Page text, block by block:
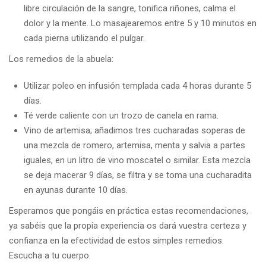
libre circulación de la sangre, tonifica riñones, calma el
dolor y la mente. Lo masajearemos entre 5 y 10 minutos en
cada pierna utilizando el pulgar.
Los remedios de la abuela:
Utilizar poleo en infusión templada cada 4 horas durante 5
días.
Té verde caliente con un trozo de canela en rama.
Vino de artemisa; añadimos tres cucharadas soperas de
una mezcla de romero, artemisa, menta y salvia a partes
iguales, en un litro de vino moscatel o similar. Esta mezcla
se deja macerar 9 días, se filtra y se toma una cucharadita
en ayunas durante 10 días.
Esperamos que pongáis en práctica estas recomendaciones,
ya sabéis que la propia experiencia os dará vuestra certeza y
confianza en la efectividad de estos simples remedios.
Escucha a tu cuerpo.